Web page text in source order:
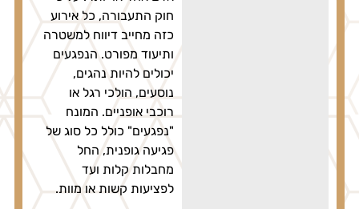
חוק התעבורה, כל אירוע
כזה מחייב דיווח למשטרה
ותיעוד מפורט. הנפגעים
יכולים להיות נהגים,
נוסעים, הולכי רגל או
רוכבי אופניים. המונח
"נפגעים" כולל כל סוג של
פגיעה גופנית, החל
מחבלות קלות ועד
לפציעות קשות או מוות.